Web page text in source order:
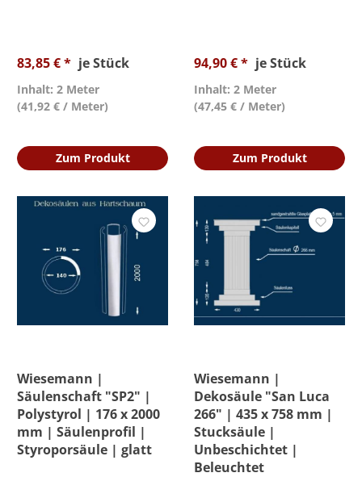
83,85 € * je Stück
Inhalt: 2 Meter
(41,92 € / Meter)
Zum Produkt
94,90 € * je Stück
Inhalt: 2 Meter
(47,45 € / Meter)
Zum Produkt
Wiesemann |
Säulenschaft "SP2" |
Polystyrol | 176 x 2000
mm | Säulenprofil |
Styroporsäule | glatt
Wiesemann |
Dekosäule "San Luca
266" | 435 x 758 mm |
Stucksäule |
Unbeschichtet |
Beleuchtet